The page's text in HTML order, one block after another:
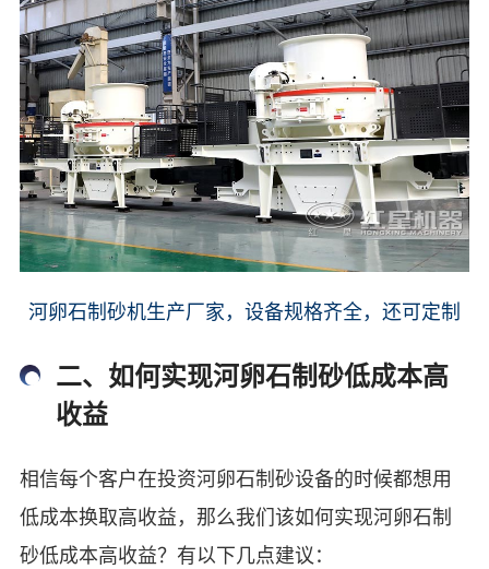
河卵石制砂机生产厂家，设备规格齐全，还可定制
二、如何实现河卵石制砂低成本高
收益
相信每个客户在投资河卵石制砂设备的时候都想用
低成本换取高收益，那么我们该如何实现河卵石制
砂低成本高收益？有以下几点建议：